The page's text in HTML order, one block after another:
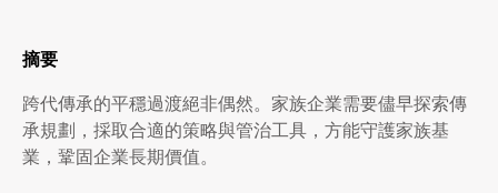
摘要
跨代傳承的平穩過渡絕非偶然。家族企業需要儘早探索傳
承規劃，採取合適的策略與管治工具，方能守護家族基
業，鞏固企業長期價值。